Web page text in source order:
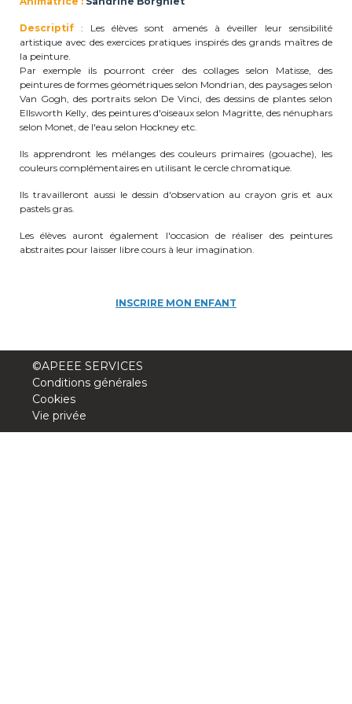
services.be
BE91 3631 6790 0976
Activités périscolaires Uccle
+32 (0)2 375 31 35
cesame@apeee-bxl1-services.be
BE30 3100 2003 2711
+32 (0)2 374 76 75
BE10 3100 9205 4504
Casiers
Descriptif: Les élèves sont amenés à éveiller leur sensibilité
artistique avec des exercices pratiques inspirés des grands maîtres de
la peinture.
Par exemple ils pourront créer des collages selon Matisse, des
peintures de formes géométriques selon Mondrian, des paysages selon
Van Gogh, des portraits selon De Vinci, des dessins de plantes selon
Ellsworth Kelly, des peintures d'oiseaux selon Magritte, des nénuphars
selon Monet, de l'eau selon Hockney etc.
Ils apprendront les mélanges des couleurs primaires (gouache), les
couleurs complémentaires en utilisant le cercle chromatique.
Ils travailleront aussi le dessin d'observation au crayon gris et aux
pastels gras.
Les élèves auront également l'occasion de réaliser des peintures
abstraites pour laisser libre cours à leur imagination.
INSCRIRE MON ENFANT
©APEEE SERVICES
Conditions générales
Cookies
Vie privée